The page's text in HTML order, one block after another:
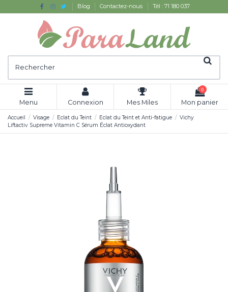
Blog Contactez-nous Tél : 71 180 037
Menu Connexion Mes Miles
0
Mon panier
Accueil Visage Eclat du Teint Eclat du Teint et Anti-fatigue
Vichy
Liftactiv Supreme Vitamin C Sérum Éclat Antioxydant